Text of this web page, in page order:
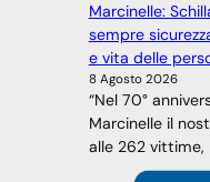
Marcinelle:
sempre
e vita delle
8 Agosto 2026
“Nel 70°
Marcinelle il
alle 262 vittime,